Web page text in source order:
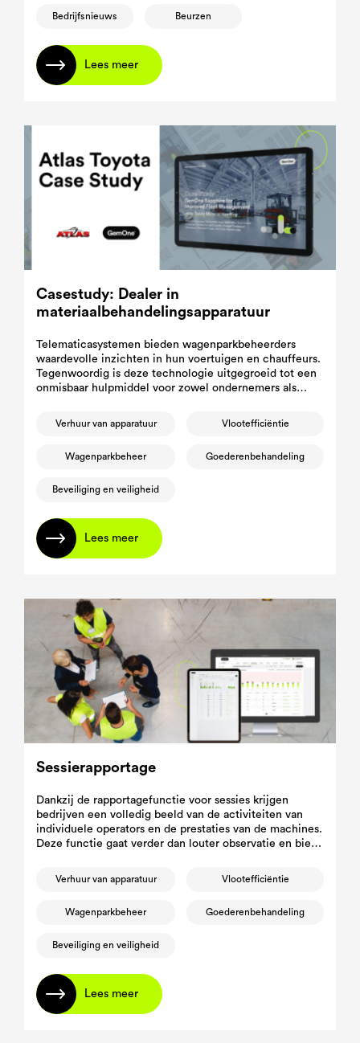
Bedrijfsnieuws Beurzen
Lees meer
Casestudy: Dealer in
materiaalbehandelingsapparatuur
Telematicasystemen bieden wagenparkbeheerders
waardevolle inzichten in hun voertuigen en chauffeurs.
Tegenwoordig is deze technologie uitgegroeid tot een
onmisbaar hulpmiddel voor zowel ondernemers als
besluitvorming mogelijk maakt die gericht is op het
verbeteren van de efficiëntie en veiligheid van het
Verhuur van apparatuur Vlootefficiëntie
Wagenparkbeheer Goederenbehandeling
Beveiliging en veiligheid
Lees meer
Sessierapportage
Dankzij de rapportagefunctie voor sessies krijgen
bedrijven een volledig beeld van de activiteiten van
individuele operators en de prestaties van de machines.
Deze functie gaat verder dan louter observatie en biedt
Verhuur van apparatuur Vlootefficiëntie
Wagenparkbeheer Goederenbehandeling
Beveiliging en veiligheid
Lees meer